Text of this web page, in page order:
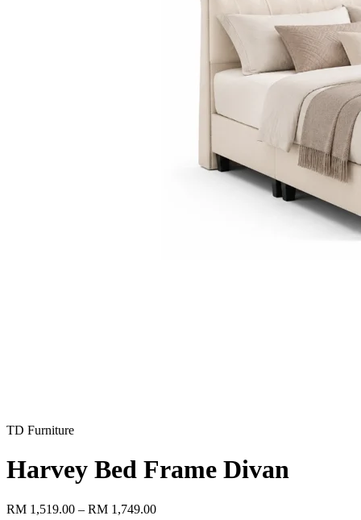
TD Furniture
Harvey Bed Frame Divan
RM 1,519.00 – RM 1,749.00